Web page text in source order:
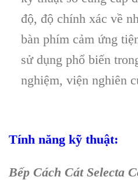
độ, độ chính xác về
bàn phím cảm ứng
sử dụng phổ biến
nghiệm, viện nghiên c
Tính năng kỹ thuật:
Bếp Cách Cát Selecta